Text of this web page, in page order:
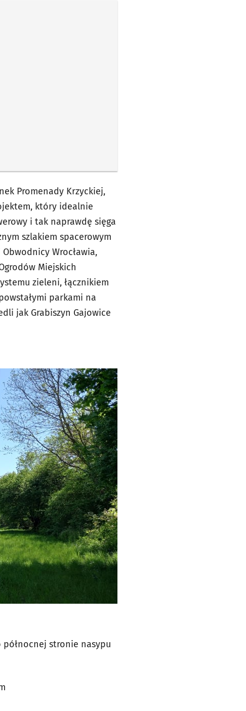
Promenady Krzyckiej,
który idealnie
i tak naprawdę sięga
szlakiem spacerowym
Wrocławia,
Miejskich
zieleni, łącznikiem
parkami na
jak Grabiszyn Gajowice
stronie nasypu